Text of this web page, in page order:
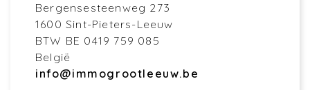
Bergensesteenweg 273
1600 Sint-Pieters-Leeuw
BTW BE 0419 759 085
België
info@immogrootleeuw.be